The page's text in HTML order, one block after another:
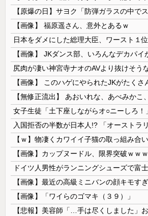
【画像】 福原遥さん、意外とあるｗ
尻肉が凄い神宮寺ナオのAVより抜けそう
【画像】 このハゲにやられたJKがたく
【ｗ】物凄くカワイイ子猫の取っ組み合い
【画像】カップヌードル、限界突破ｗｗｗ
【画像】最近の高級ミニバンの顔キモす
【画像】「ワイらのゴマキ（３９）」
【悲報】美容師「…手は尽くしました